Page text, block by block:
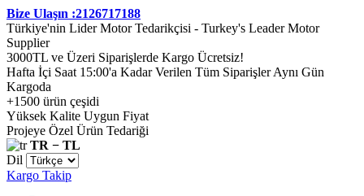
Bize Ulaşın :2126717188
Türkiye'nin Lider Motor Tedarikçisi - Turkey's Leader Motor
Supplier
3000TL ve Üzeri Siparişlerde Kargo Ücretsiz!
Hafta İçi Saat 15:00'a Kadar Verilen Tüm Siparişler Aynı Gün
Kargoda
+1500 ürün çeşidi
Yüksek Kalite Uygun Fiyat
Projeye Özel Ürün Tedariği
TR − TL
Dil
Kargo Takip